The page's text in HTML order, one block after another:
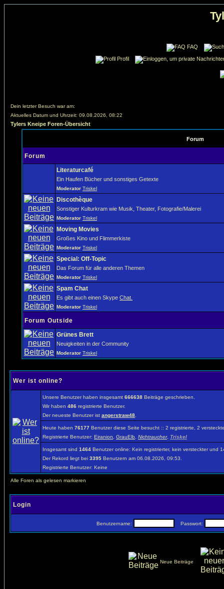
FAQ
Profil
Dein letzter Besuch war am:
Aktuelles Datum und Uhrzeit: 09.08.2026, 08:22
Tylers Kneipe Foren-Übersicht
Forum
Forum
Literaturcafé
Ein Haufen Bücher und sonstiges Getexte
Moderator Triskel
Discothèque
Sonstiger Kulturkram wie Musik, Theater, Fotografie/Malerei
Moderator Triskel
Moving Movies
Großes Kino und Flimmerkiste
Moderator Triskel
Special: Off-Topic
Das Forum für alle anderen Themen
Moderator Triskel
Spam Chat
Es gibt auch einen Skype Chat.
Moderator Triskel
Forum Outside
Grünes Brett
Neuigkeiten in der Community
Moderator Triskel
Wer ist online?
Unsere Benutzer haben insgesamt 666638 Beiträge geschrieben.
Wir haben 486 registrierte Benutzer.
Der neueste Benutzer ist angerstraw48
Heute haben 76177 Benutzer diese Seite besucht :: 2 registrierte, 2
Registrierte Benutzer: Eiranion GrauElb Nichtraucher, Triskel
Insgesamt sind 1464 Benutzer online: Kein registrierter, kein versteckter und
Der Rekord liegt bei 3395 Benutzern am 06.08.2026, 09:53.
Registrierte Benutzer: Keine
Alle Foren als gelesen markieren
Login
Benutzername: Passwort:
Neue Beiträge